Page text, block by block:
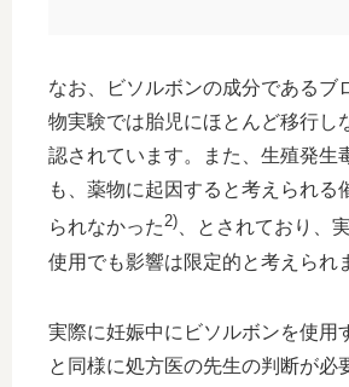
なお、ビソルボンの成分であるブ
物実験では胎児にほとんど移行し
認されています。また、生殖発生
も、薬物に起因すると考えられる
られなかった2)、とされており、
使用でも影響は限定的と考えられ
実際に妊娠中にビソルボンを使用
と同様に処方医の先生の判断が必